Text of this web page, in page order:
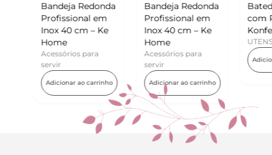
Bandeja Redonda
Profissional em
Inox 40 cm – Ke
Home
Acessórios para
servir
Adicionar ao carrinho
Batedor de Ovos
com Raspador –
Konfektt
UTENSÍLIOS
Adicionar ao carrinho